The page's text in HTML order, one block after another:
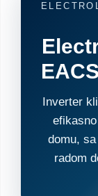
Inverter
domu,
radom